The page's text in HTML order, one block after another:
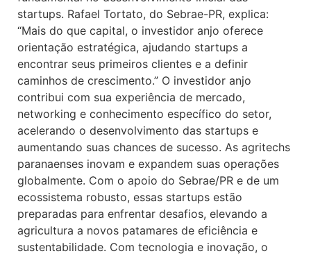
startups. Rafael Tortato, do Sebrae-PR, explica:
“Mais do que capital, o investidor anjo oferece
orientação estratégica, ajudando startups a
encontrar seus primeiros clientes e a definir
caminhos de crescimento.” O investidor anjo
contribui com sua experiência de mercado,
networking e conhecimento específico do setor,
acelerando o desenvolvimento das startups e
aumentando suas chances de sucesso. As agritechs
paranaenses inovam e expandem suas operações
globalmente. Com o apoio do Sebrae/PR e de um
ecossistema robusto, essas startups estão
preparadas para enfrentar desafios, elevando a
agricultura a novos patamares de eficiência e
sustentabilidade. Com tecnologia e inovação, o